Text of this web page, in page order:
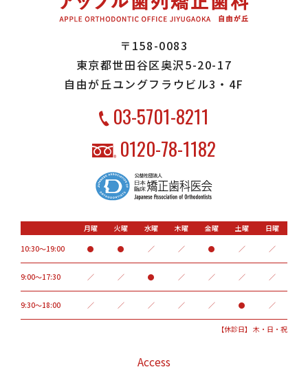
・歯を動かすことにより歯根が吸収され、短くなることがあります。ま
た、歯肉が痩せて下がることがあります。
・ごくまれに、歯を動かすことで神経に障害を与え、神経が壊死するこ
・治療中に金属などのアレルギー症状が出ることがあります。
・治療中に、「顎関節で音が鳴る、顎が痛い、口をあけにくい」などの
顎関節症状が出ることがあります。
・歯の形状の修正や、噛み合わせの微調整を行なうことがあります。
・矯正装置を誤飲する可能性があります。
・装置を外すときに、エナメル質に微小な亀裂が入る可能性や、補綴物
（被せ物など）の一部が破損することがあります。
る可能性が高くなります。
・装置を外した後、現在の噛み合わせに合わせて補綴物（被せ物など）
の作製や虫歯治療などをやり直す可能性があります。
・加齢や歯周病などにより歯を支える骨が痩せると、歯並びや噛み合わ
せが変化することがあります。その場合、再治療が必要になることがあ
ります。
・矯正治療は、一度始めると元の状態に戻すことが難しくなります。
〒158-0083
東京都世田谷区奥沢5-20-17
自由が丘ユングフラウビル3・4F
03-5701-8211
0120-78-1182
月曜 火曜 水曜 木曜 金曜 土曜
日曜
10:30～19:00
● ● ／ ／ ● ／ ／
9:00〜17:30 ／ ／ ● ／ ／ ／ ／
9:30～18:00 ／ ／ ／ ／ ／ ● ／
【休診日】 木・日・祝
Access